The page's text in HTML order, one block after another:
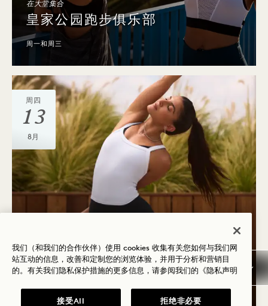
在大堂集合
皇家公园跑步俱乐部
周一和周三
周四
13
8月
ALO WELLNESS CLUB +1
HOTEL MAYFAIR：垫上普
拉提
8月13日和26日
我们（和我们的合作伙伴）使用 cookies 收集有关您如何与我们网
站互动的信息，改善和定制您的浏览体验，并用于分析和营销目
的。有关我们隐私保护措施的更多信息，请参阅我们的 《隐私声明
接受All 拒绝非必要